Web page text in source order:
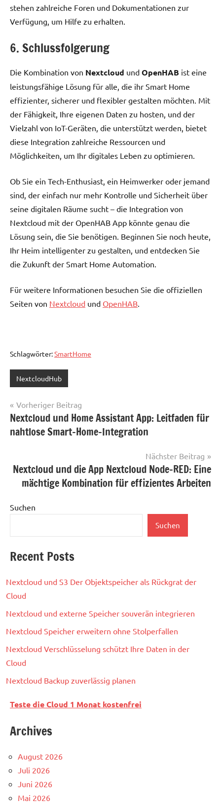
stehen zahlreiche Foren und Dokumentationen zur
Verfügung, um Hilfe zu erhalten.
6. Schlussfolgerung
Die Kombination von Nextcloud und OpenHAB ist eine
leistungsfähige Lösung für alle, die ihr Smart Home
effizienter, sicherer und flexibler gestalten möchten. Mit
der Fähigkeit, Ihre eigenen Daten zu hosten, und der
Vielzahl von IoT-Geräten, die unterstützt werden, bietet
diese Integration zahlreiche Ressourcen und
Möglichkeiten, um Ihr digitales Leben zu optimieren.
Ob Sie ein Tech-Enthusiast, ein Heimwerker oder jemand
sind, der einfach nur mehr Kontrolle und Sicherheit über
seine digitalen Räume sucht – die Integration von
Nextcloud mit der OpenHAB App könnte genau die
Lösung sein, die Sie benötigen. Beginnen Sie noch heute,
Ihr Heim intelligenter zu gestalten, und entdecken Sie
die Zukunft der Smart Home Automation.
Für weitere Informationen besuchen Sie die offiziellen
Seiten von Nextcloud und OpenHAB
Schlagwörter:SmartHome
NextcloudHub
Beitragsnavigation
Vorheriger Beitrag
Nextcloud und Home Assistant App: Leitfaden für
nahtlose Smart-Home-Integration
Nächster Beitrag
Nextcloud und die App Nextcloud Node-RED: Eine
mächtige Kombination für effizientes Arbeiten
Suchen
Suchen
Recent Posts
Nextcloud und S3 Der Objektspeicher als Rückgrat der
Cloud
Nextcloud und externe Speicher souverän integrieren
Nextcloud Speicher erweitern ohne Stolperfallen
Nextcloud Verschlüsselung schützt Ihre Daten in der
Cloud
Nextcloud Backup zuverlässig planen
Teste die Cloud 1 Monat kostenfrei
Archives
August 2026
Juli 2026
Juni 2026
Mai 2026